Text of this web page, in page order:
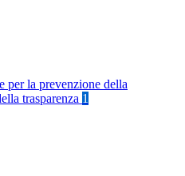
per la prevenzione della
trasparenza 1